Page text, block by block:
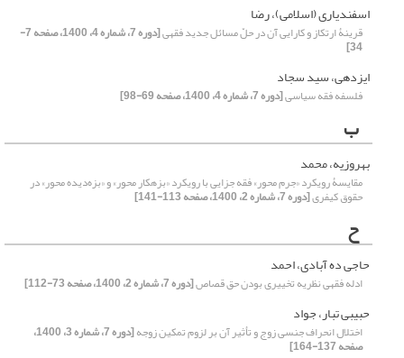
اسفندیاری (اسلامی)، رضا
قرینۀ ارتکاز و کارایی آن در حلّ مسائل جدید فقهی [دوره 7، شماره 4، 1400، صفحه 7-
34]
ایزدهی، سید سجاد
فلسفه فقه سیاسی[دوره 7، شماره 4، 1400، صفحه 69-98]
ب
بهروزیه، محمد
مقایسۀ رویکرد «جرم محور» فقه جزایی با رویکرد «بزهکار محور» و «بزه‌دیده محور» در
حقوق کیفری[دوره 7، شماره 2، 1400، صفحه 113-141]
ح
حاجی ده آبادی، احمد
ادله فقهی نظریه تخییری بودن حق قصاص[دوره 7، شماره 2، 1400، صفحه 73-112]
حبیبی تبار، جواد
اختلال انحراف جنسی زوج و تأثیر آن بر لزوم تمکین زوجه [دوره 7، شماره 3، 1400،
صفحه 137-164]